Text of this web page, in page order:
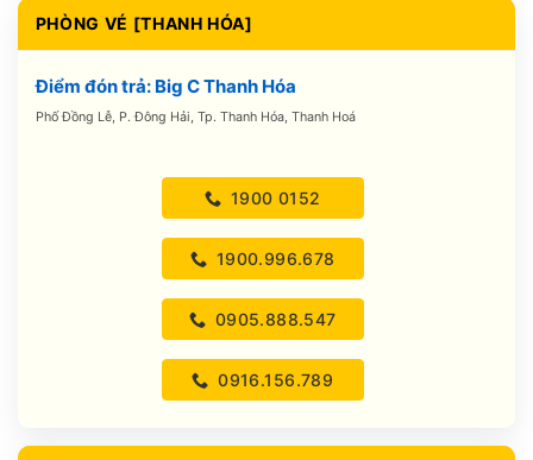
PHÒNG VÉ [THANH HÓA]
Điểm đón trả: Big C Thanh Hóa
Phố Đồng Lễ, P. Đông Hải, Tp. Thanh Hóa, Thanh Hoá
1900 0152
1900.996.678
0905.888.547
0916.156.789